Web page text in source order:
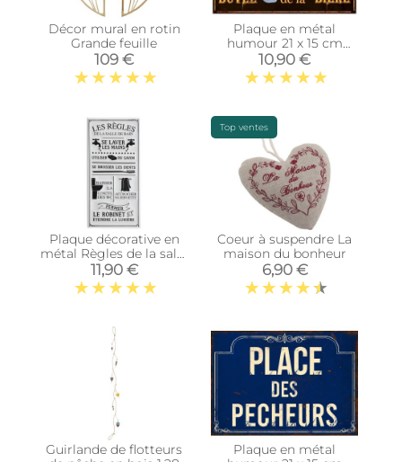
Décor mural en rotin
Grande feuille
109 €
Plaque en métal
humour 21 x 15 cm
(Sauvez l'eau…)
10,90 €
Plaque décorative en
métal Règles de la salle
de bain 30x60 cm
11,90 €
Top ventes
Coeur à suspendre La
maison du bonheur
6,90 €
Guirlande de flotteurs
Plaque en métal